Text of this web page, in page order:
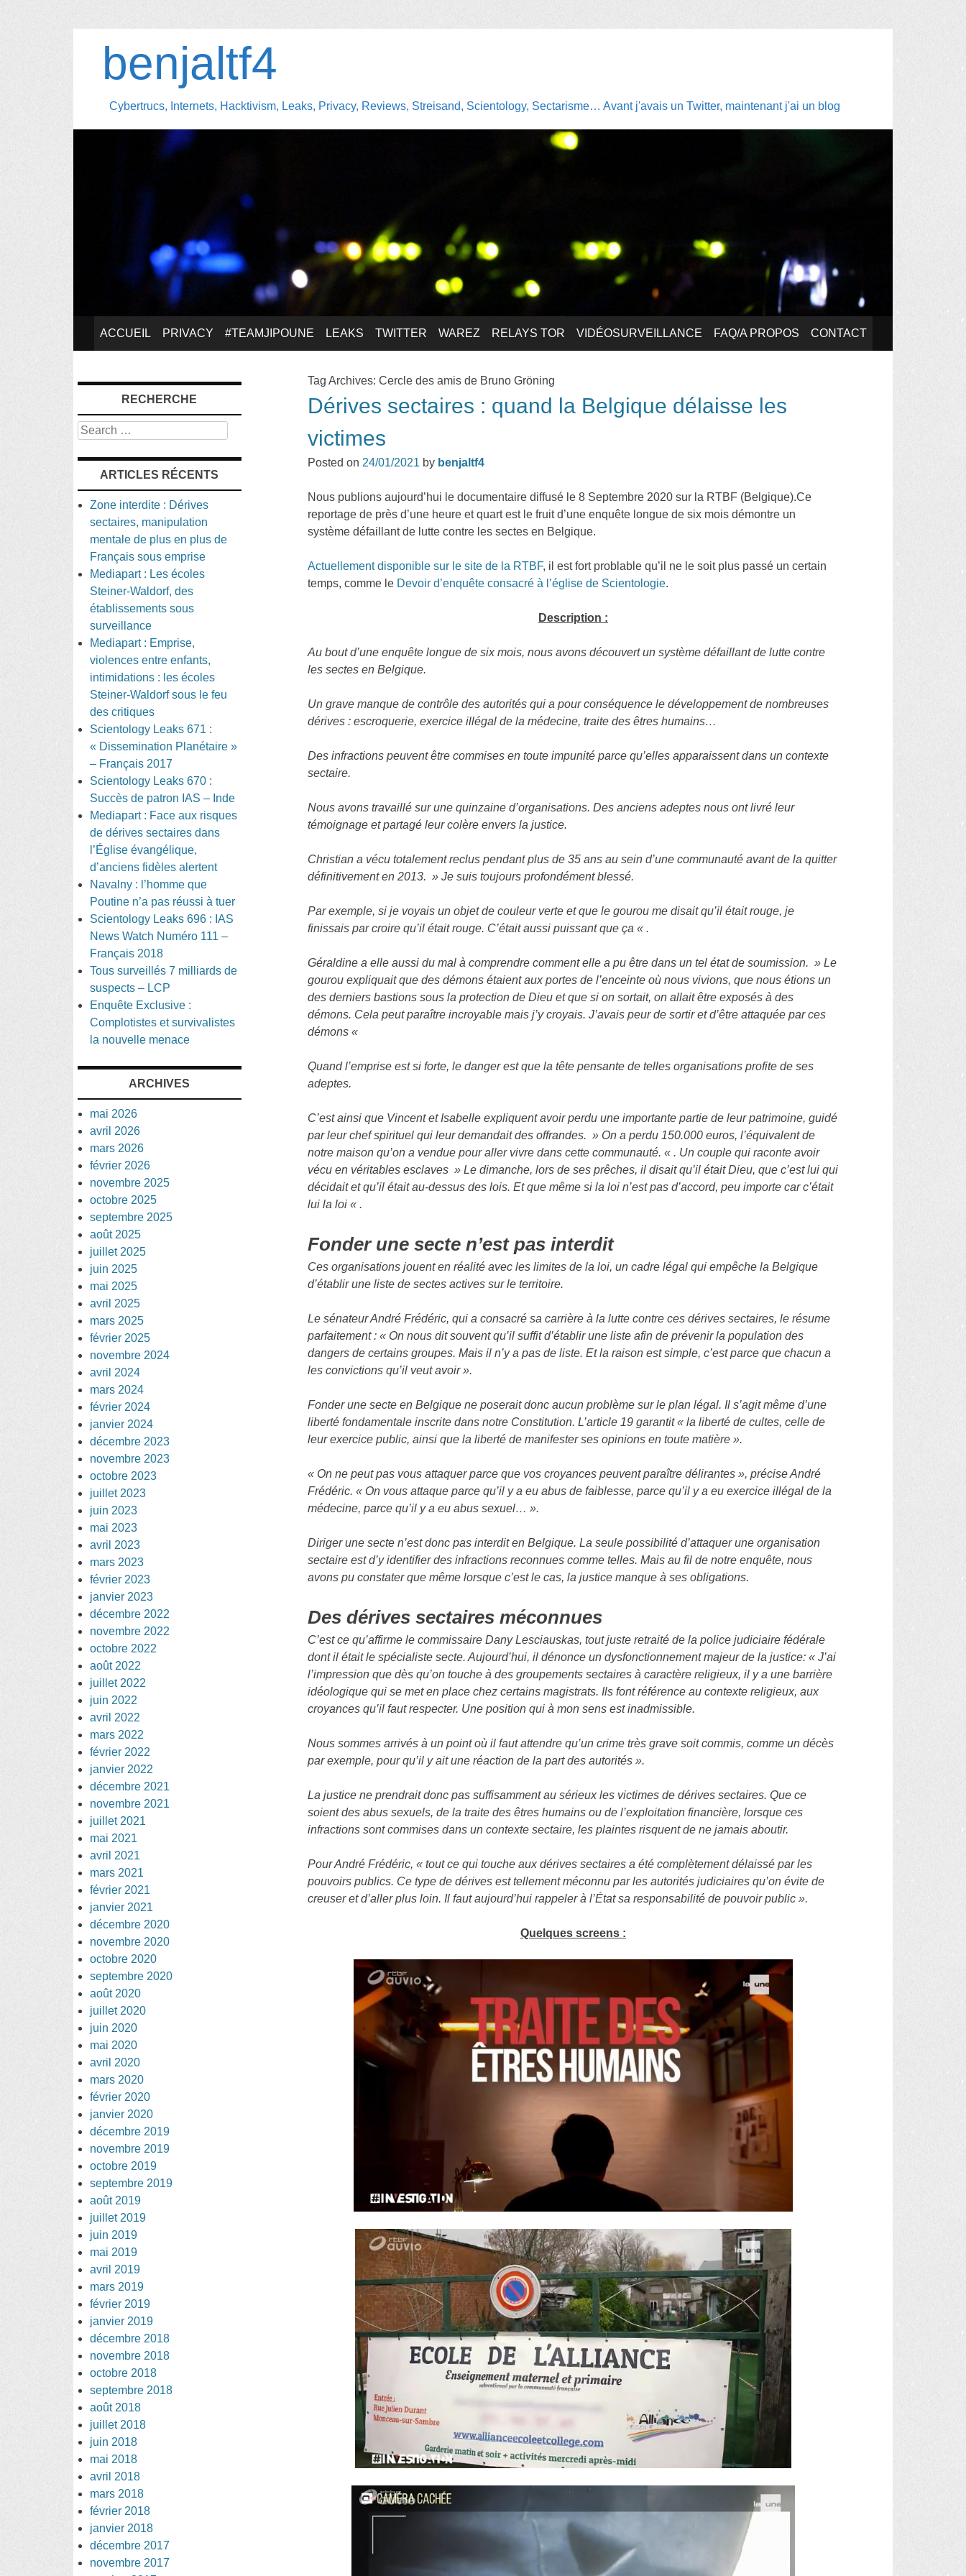
benjaltf4
Cybertrucs, Internets, Hacktivism, Leaks, Privacy, Reviews, Streisand, Scientology, Sectarisme… Avant j'avais un Twitter, maintenant j'ai un blog
SKIP
CONTENT
ACCUEIL PRIVACY #TEAMJIPOUNE LEAKS TWITTER WAREZ RELAYS TOR VIDÉOSURVEILLANCE FAQ/A PROPOS CONTACT
Tag Archives:Cercle des amis de Bruno Gröning
Dérives sectaires : quand la Belgique délaisse les
victimes
Posted on 24/01/2021 by benjaltf4
Nous publions aujourd’hui le documentaire diffusé le 8 Septembre 2020 sur la RTBF (Belgique).Ce
reportage de près d’une heure et quart est le fruit d’une enquête longue de six mois démontre un
système défaillant de lutte contre les sectes en Belgique.
Actuellement disponible sur le site de la RTBF, il est fort problable qu’il ne le soit plus passé un certain
temps, comme le Devoir d’enquête consacré à l’église de Scientologie.
Description :
Au bout d’une enquête longue de six mois, nous avons découvert un système défaillant de lutte contre
les sectes en Belgique.
Un grave manque de contrôle des autorités qui a pour conséquence le développement de nombreuses
dérives : escroquerie, exercice illégal de la médecine, traite des êtres humains…
Des infractions peuvent être commises en toute impunité parce qu’elles apparaissent dans un contexte
sectaire.
Nous avons travaillé sur une quinzaine d’organisations. Des anciens adeptes nous ont livré leur
témoignage et partagé leur colère envers la justice.
Christian a vécu totalement reclus pendant plus de 35 ans au sein d’une communauté avant de la quitter
définitivement en 2013. » Je suis toujours profondément blessé.
Par exemple, si je voyais un objet de couleur verte et que le gourou me disait qu’il était rouge, je
finissais par croire qu’il était rouge. C’était aussi puissant que ça « .
Géraldine a elle aussi du mal à comprendre comment elle a pu être dans un tel état de soumission. » Le
gourou expliquait que des démons étaient aux portes de l’enceinte où nous vivions, que nous étions un
des derniers bastions sous la protection de Dieu et que si on sortait, on allait être exposés à des
démons. Cela peut paraître incroyable mais j’y croyais. J’avais peur de sortir et d’être attaquée par ces
démons «
Quand l’emprise est si forte, le danger est que la tête pensante de telles organisations profite de ses
adeptes.
C’est ainsi que Vincent et Isabelle expliquent avoir perdu une importante partie de leur patrimoine, guidé
par leur chef spirituel qui leur demandait des offrandes. » On a perdu 150.000 euros, l’équivalent de
notre maison qu’on a vendue pour aller vivre dans cette communauté. « . Un couple qui raconte avoir
vécu en véritables esclaves » Le dimanche, lors de ses prêches, il disait qu’il était Dieu, que c’est lui qui
décidait et qu’il était au-dessus des lois. Et que même si la loi n’est pas d’accord, peu importe car c’était
lui la loi « .
Fonder une secte n’est pas interdit
Ces organisations jouent en réalité avec les limites de la loi, un cadre légal qui empêche la Belgique
d’établir une liste de sectes actives sur le territoire.
Le sénateur André Frédéric, qui a consacré sa carrière à la lutte contre ces dérives sectaires, le résume
parfaitement : « On nous dit souvent qu’il suffit d’établir une liste afin de prévenir la population des
dangers de certains groupes. Mais il n’y a pas de liste. Et la raison est simple, c’est parce que chacun a
les convictions qu’il veut avoir ».
Fonder une secte en Belgique ne poserait donc aucun problème sur le plan légal. Il s’agit même d’une
liberté fondamentale inscrite dans notre Constitution. L’article 19 garantit « la liberté de cultes, celle de
leur exercice public, ainsi que la liberté de manifester ses opinions en toute matière ».
« On ne peut pas vous attaquer parce que vos croyances peuvent paraître délirantes », précise André
Frédéric. « On vous attaque parce qu’il y a eu abus de faiblesse, parce qu’il y a eu exercice illégal de la
médecine, parce qu’il y a eu abus sexuel… ».
Diriger une secte n’est donc pas interdit en Belgique. La seule possibilité d’attaquer une organisation
sectaire est d’y identifier des infractions reconnues comme telles. Mais au fil de notre enquête, nous
avons pu constater que même lorsque c’est le cas, la justice manque à ses obligations.
Des dérives sectaires méconnues
C’est ce qu’affirme le commissaire Dany Lesciauskas, tout juste retraité de la police judiciaire fédérale
dont il était le spécialiste secte. Aujourd’hui, il dénonce un dysfonctionnement majeur de la justice: « J’ai
l’impression que dès qu’on touche à des groupements sectaires à caractère religieux, il y a une barrière
idéologique qui se met en place chez certains magistrats. Ils font référence au contexte religieux, aux
croyances qu’il faut respecter. Une position qui à mon sens est inadmissible.
Nous sommes arrivés à un point où il faut attendre qu’un crime très grave soit commis, comme un décès
par exemple, pour qu’il y ait une réaction de la part des autorités ».
La justice ne prendrait donc pas suffisamment au sérieux les victimes de dérives sectaires. Que ce
soient des abus sexuels, de la traite des êtres humains ou de l’exploitation financière, lorsque ces
infractions sont commises dans un contexte sectaire, les plaintes risquent de ne jamais aboutir.
Pour André Frédéric, « tout ce qui touche aux dérives sectaires a été complètement délaissé par les
pouvoirs publics. Ce type de dérives est tellement méconnu par les autorités judiciaires qu’on évite de
creuser et d’aller plus loin. Il faut aujourd’hui rappeler à l’État sa responsabilité de pouvoir public ».
Quelques screens :
RECHERCHE
Search
ARTICLES RÉCENTS
Zone interdite : Dérives
sectaires, manipulation
mentale de plus en plus de
Français sous emprise
Mediapart : Les écoles
Steiner-Waldorf, des
établissements sous
surveillance
Mediapart : Emprise,
violences entre enfants,
intimidations : les écoles
Steiner-Waldorf sous le feu
des critiques
Scientology Leaks 671 :
« Dissemination Planétaire »
– Français 2017
Scientology Leaks 670 :
Succès de patron IAS – Inde
Mediapart : Face aux risques
de dérives sectaires dans
l’Église évangélique,
d’anciens fidèles alertent
Navalny : l’homme que
Poutine n’a pas réussi à tuer
Scientology Leaks 696 : IAS
News Watch Numéro 111 –
Français 2018
Tous surveillés 7 milliards de
suspects – LCP
Enquête Exclusive :
Complotistes et survivalistes
la nouvelle menace
ARCHIVES
mai 2026
avril 2026
mars 2026
février 2026
novembre 2025
octobre 2025
septembre 2025
août 2025
juillet 2025
juin 2025
mai 2025
avril 2025
mars 2025
février 2025
novembre 2024
avril 2024
mars 2024
février 2024
janvier 2024
décembre 2023
novembre 2023
octobre 2023
juillet 2023
juin 2023
mai 2023
avril 2023
mars 2023
février 2023
janvier 2023
décembre 2022
novembre 2022
octobre 2022
août 2022
juillet 2022
juin 2022
avril 2022
mars 2022
février 2022
janvier 2022
décembre 2021
novembre 2021
juillet 2021
mai 2021
avril 2021
mars 2021
février 2021
janvier 2021
décembre 2020
novembre 2020
octobre 2020
septembre 2020
août 2020
juillet 2020
juin 2020
mai 2020
avril 2020
mars 2020
février 2020
janvier 2020
décembre 2019
novembre 2019
octobre 2019
septembre 2019
août 2019
juillet 2019
juin 2019
mai 2019
avril 2019
mars 2019
février 2019
janvier 2019
décembre 2018
novembre 2018
octobre 2018
septembre 2018
août 2018
juillet 2018
juin 2018
mai 2018
avril 2018
mars 2018
février 2018
janvier 2018
décembre 2017
novembre 2017